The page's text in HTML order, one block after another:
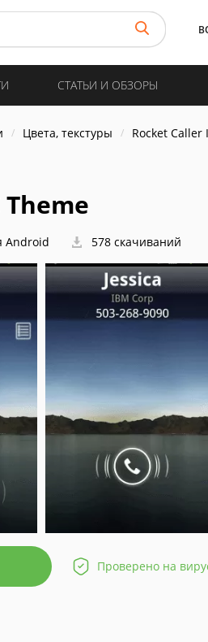
СТАТЬИ И ОБЗОРЫ
Цвета, текстуры Rocket Caller
Theme
Android 578 скачиваний
Проверено на